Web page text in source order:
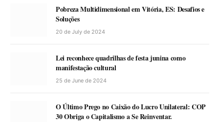
Pobreza Multidimensional em Vitória, ES: Desafios e
Soluções
20 de July de 2024
Lei reconhece quadrilhas de festa junina como
manifestação cultural
25 de June de 2024
O Último Prego no Caixão do Lucro Unilateral: COP
30 Obriga o Capitalismo a Se Reinventar.